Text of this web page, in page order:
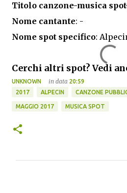
Titolo canzone-musica
Nome cantante: -
Nome spot specifico:
Cerchi altri spot? Vedi
UNKNOWN in data 20:59
2017
ALPECIN CANZONE
MAGGIO 2017 MUSICA SPOT